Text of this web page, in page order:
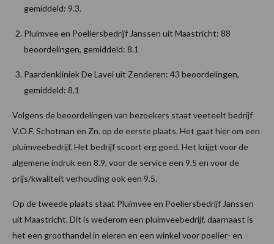
gemiddeld: 9.3.
Pluimvee en Poeliersbedrijf Janssen uit Maastricht: 88
beoordelingen, gemiddeld: 8.1
Paardenkliniek De Lavei uit Zenderen: 43 beoordelingen,
gemiddeld: 8.1
Volgens de beoordelingen van bezoekers staat veeteelt bedrijf
V.O.F. Schotman en Zn. op de eerste plaats. Het gaat hier om een
pluimveebedrijf. Het bedrijf scoort erg goed. Het krijgt voor de
algemene indruk een 8.9, voor de service een 9.5 en voor de
prijs/kwaliteit verhouding ook een 9.5.
Op de tweede plaats staat Pluimvee en Poeliersbedrijf Janssen
uit Maastricht. Dit is wederom een pluimveebedrijf, daarnaast is
het een groothandel in eieren en een winkel voor poelier- en